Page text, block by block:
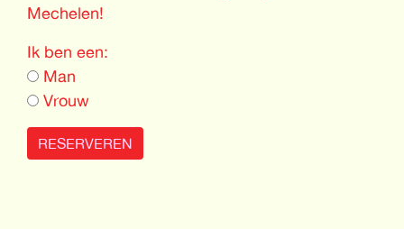
Mechelen!
Ik ben een:
Man
Vrouw
RESERVEREN